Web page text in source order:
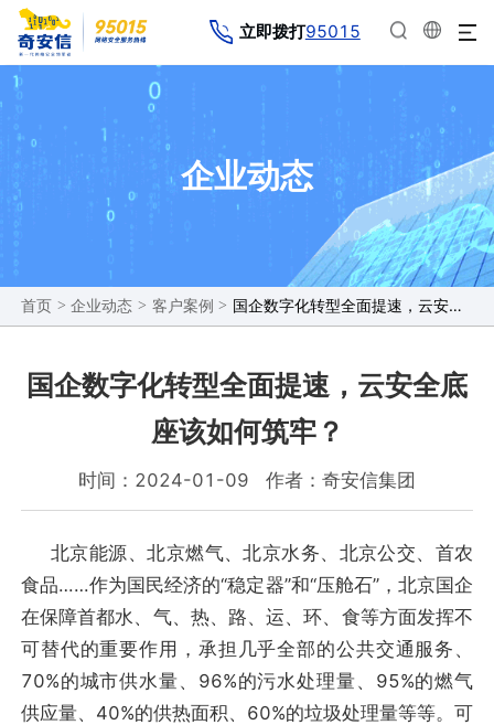
立即拨打95015
企业动态
首页 > 企业动态 > 客户案例 > ​国企数字化转型全面提速，云安全底座该如何筑牢？
​国企数字化转型全面提速，云安全底
座该如何筑牢？
时间：2024-01-09 作者：奇安信集团
北京能源、北京燃气、北京水务、北京公交、首农
食品……作为国民经济的“稳定器”和“压舱石”，北京国企
在保障首都水、气、热、路、运、环、食等方面发挥不
可替代的重要作用，承担几乎全部的公共交通服务、
70%的城市供水量、96%的污水处理量、95%的燃气
供应量、40%的供热面积、60%的垃圾处理量等等。可